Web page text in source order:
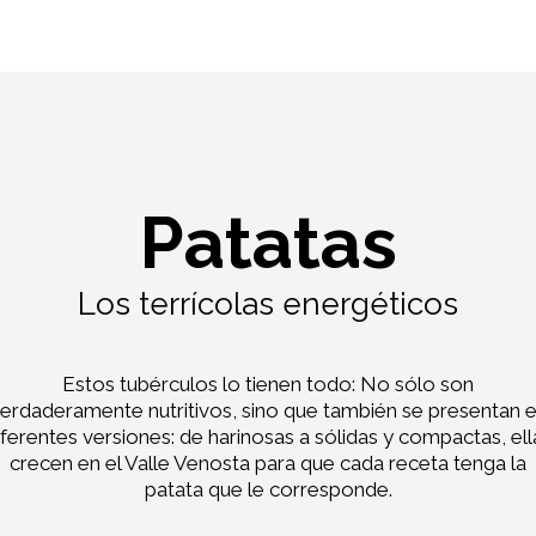
Patatas
Los terrícolas energéticos
Estos tubérculos lo tienen todo: No sólo son
nutritivos, sino que también se presentan
versiones: de harinosas a sólidas y compactas,
crecen en el Valle Venosta para que cada receta tenga la
patata que le corresponde.